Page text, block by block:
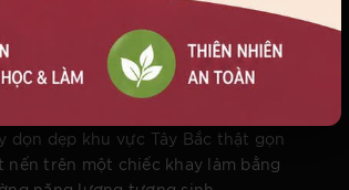
sống và sự sẵn sàng đón nhận
quán và ý thức. Bạn không cần
cần sự tĩnh lặng để suy ngẫm,
dọn dẹp khu vực Tây Bắc thật gọn
trên một chiếc khay làm bằng